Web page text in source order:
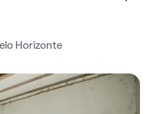
Horizonte